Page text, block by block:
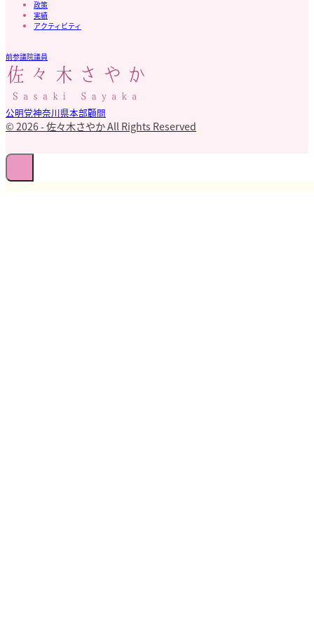
政策
実績
アクティビティ
前参議院議員
公明党神奈川県本部顧問
© 2026 - 佐々木さやか All Rights Reserved